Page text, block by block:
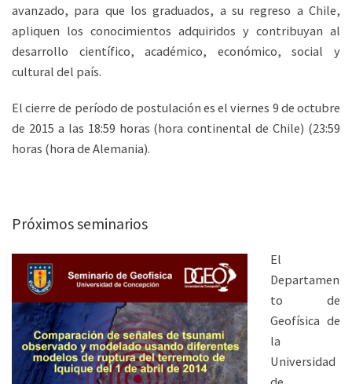
avanzado, para que los graduados, a su regreso a Chile,
apliquen los conocimientos adquiridos y contribuyan al
desarrollo científico, académico, económico, social y
cultural del país.
El cierre de período de postulación es el viernes 9 de octubre
de 2015 a las 18:59 horas (hora continental de Chile) (23:59
horas (hora de Alemania).
Próximos seminarios
El
Departamen
to de
Geofísica de
la
Universidad